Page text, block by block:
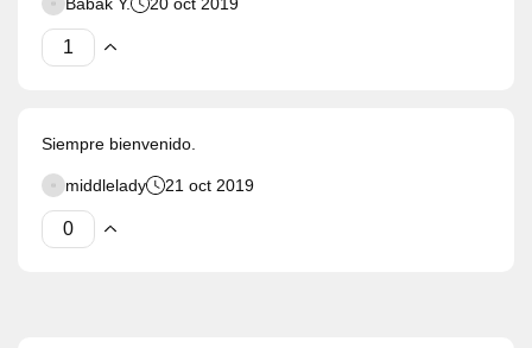
Siempre bienvenido.
middlelady 21 oct 2019